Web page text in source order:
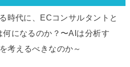
時代に、ECコンサルタントと
何になるのか？〜AIは分析す
考えるべきなのか～